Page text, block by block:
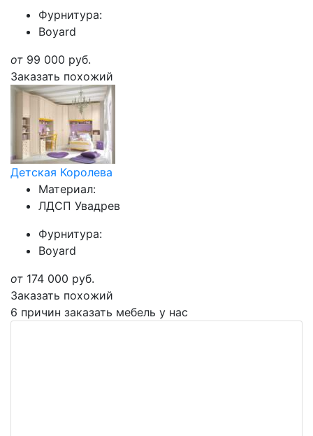
Фурнитура:
Boyard
от 99 000 руб.
Заказать похожий
Детская Королева
Материал:
ЛДСП Увадрев
Фурнитура:
Boyard
от 174 000 руб.
Заказать похожий
6 причин заказать мебель у нас